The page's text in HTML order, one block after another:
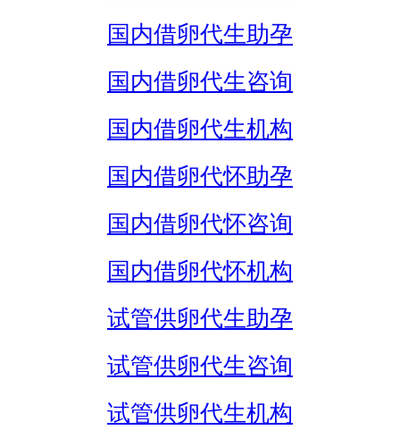
国内借卵代生助孕
国内借卵代生咨询
国内借卵代生机构
国内借卵代怀助孕
国内借卵代怀咨询
国内借卵代怀机构
试管供卵代生助孕
试管供卵代生咨询
试管供卵代生机构